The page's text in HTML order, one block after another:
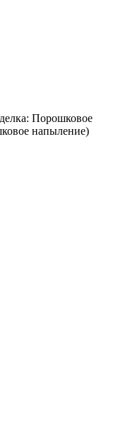
Порошковое
напыление)